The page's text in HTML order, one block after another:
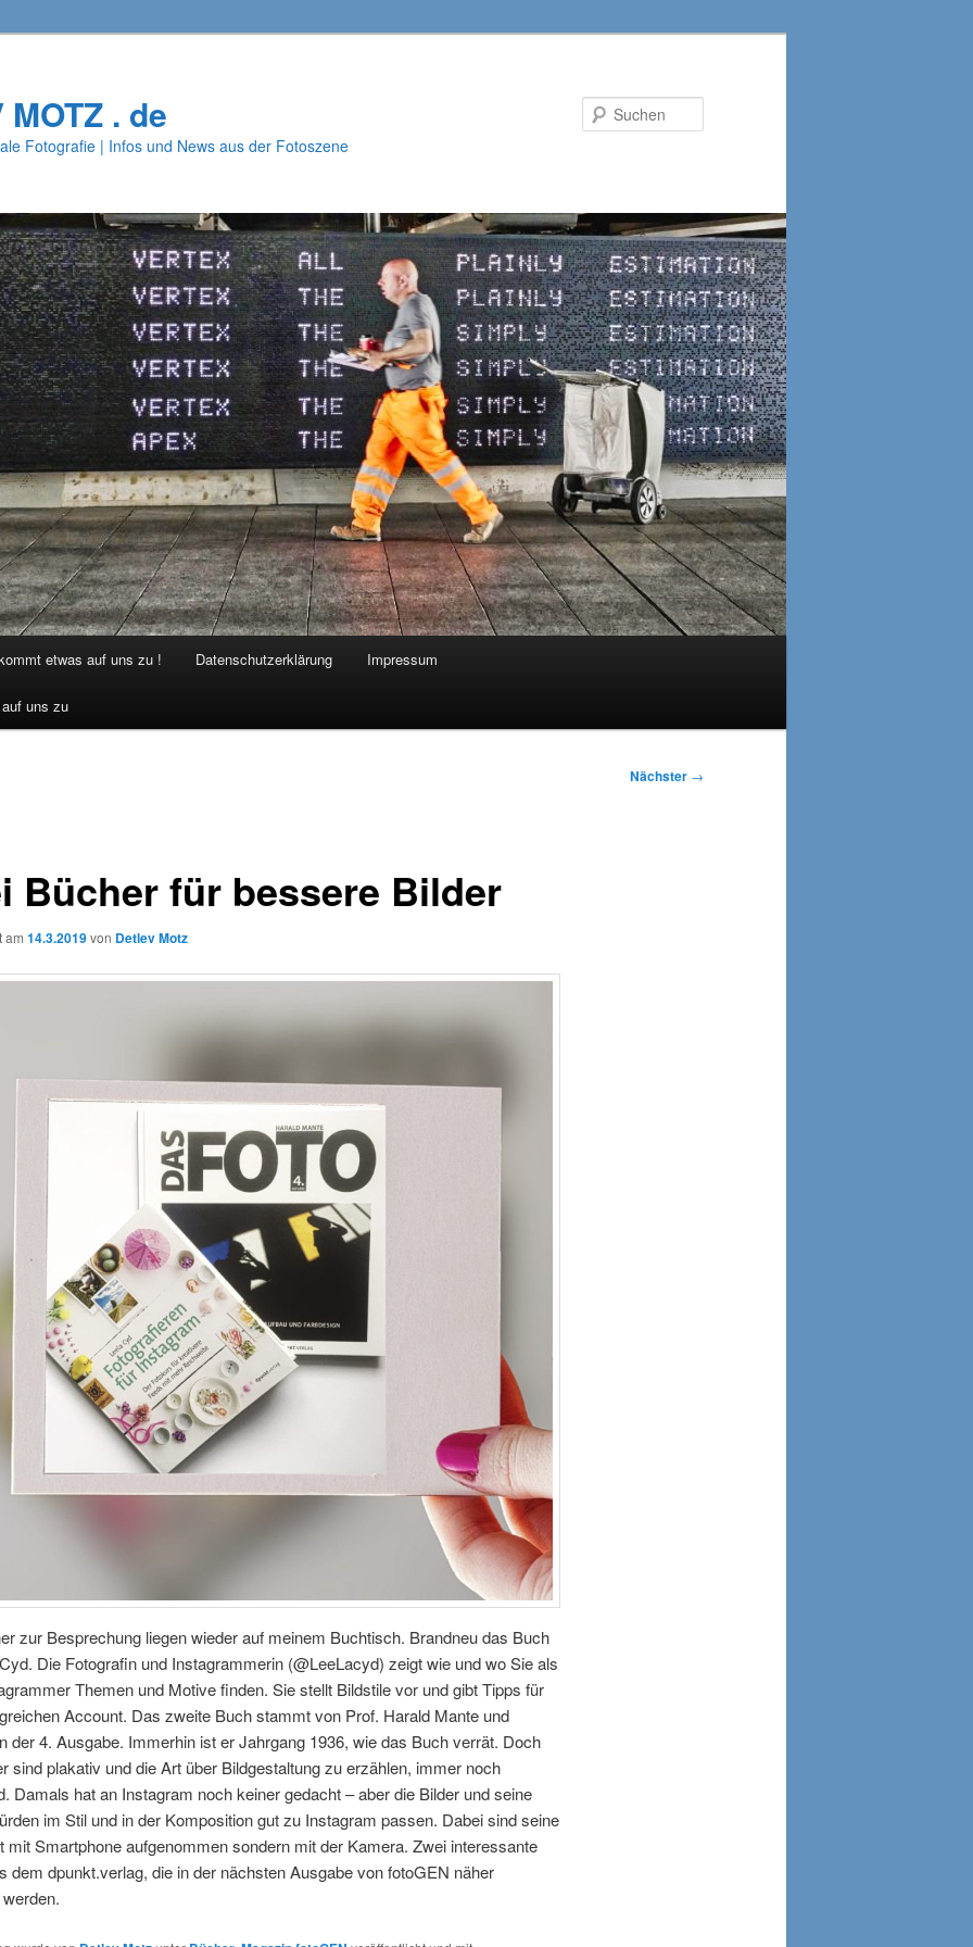
. de
Fotografie | Infos und News aus der Fotoszene
etwas auf uns zu ! Datenschutzerklärung Impressum
uns zu
Nächster →
Bücher für bessere Bilder
am 14.3.2019von Detlev Motz
zur Besprechung liegen wieder auf meinem Buchtisch. Brandneu das Buch
Die Fotografin und Instagrammerin (@LeeLacyd) zeigt wie und wo Sie als
Themen und Motive finden. Sie stellt Bildstile vor und gibt Tipps für
Account. Das zweite Buch stammt von Prof. Harald Mante und
der 4. Ausgabe. Immerhin ist er Jahrgang 1936, wie das Buch verrät. Doch
sind plakativ und die Art über Bildgestaltung zu erzählen, immer noch
Damals hat an Instagram noch keiner gedacht – aber die Bilder und seine
im Stil und in der Komposition gut zu Instagram passen. Dabei sind seine
mit Smartphone aufgenommen sondern mit der Kamera. Zwei interessante
dem dpunkt.verlag, die in der nächsten Ausgabe von fotoGEN näher